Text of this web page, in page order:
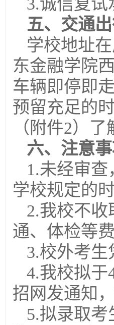
3.诚信复
五、交通
学校地址
东金融学院
车辆即停即
预留充足的
（附件2）
六、注意
1.未经审
学校规定的
2.我校不
通、体检等
3.校外考
4.我校拟于
招网发通知
5.拟录取